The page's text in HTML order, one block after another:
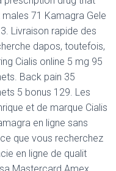
71 Kamagra Gele
Livraison rapide des
dapos, toutefois,
Cialis online 5 mg 95
Back pain 35
5 bonus 129. Les
et de marque Cialis
en ligne sans
que vous recherchez
en ligne de qualit